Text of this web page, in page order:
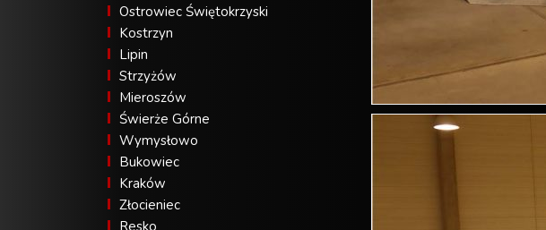
Ostrowiec Świętokrzyski
Kostrzyn
Lipin
Strzyżów
Mieroszów
Świerże Górne
Wymysłowo
Bukowiec
Kraków
Złocieniec
Resko